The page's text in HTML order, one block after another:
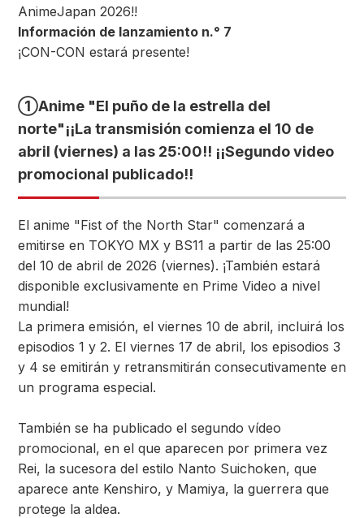
AnimeJapan 2026!!
Información de lanzamiento n.° 7
¡CON-CON estará presente!
①Anime "El puño de la estrella del
norte"¡¡La transmisión comienza el 10 de
abril (viernes) a las 25:00!! ¡¡Segundo video
promocional publicado!!
El anime "Fist of the North Star" comenzará a
emitirse en TOKYO MX y BS11 a partir de las 25:00
del 10 de abril de 2026 (viernes). ¡También estará
disponible exclusivamente en Prime Video a nivel
mundial!
La primera emisión, el viernes 10 de abril, incluirá los
episodios 1 y 2. El viernes 17 de abril, los episodios 3
y 4 se emitirán y retransmitirán consecutivamente en
un programa especial.
También se ha publicado el segundo vídeo
promocional, en el que aparecen por primera vez
Rei, la sucesora del estilo Nanto Suichoken, que
aparece ante Kenshiro, y Mamiya, la guerrera que
protege la aldea.